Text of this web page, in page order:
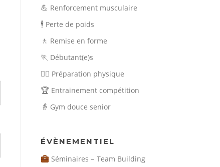
💪 Renforcement musculaire
🕴️ Perte de poids
🚶 Remise en forme
🏃 Débutant(e)s
🏃‍♀️ Préparation physique
🏆 Entrainement compétition
👵 Gym douce senior
ÉVÈNEMENTIEL
Séminaires –Team Building